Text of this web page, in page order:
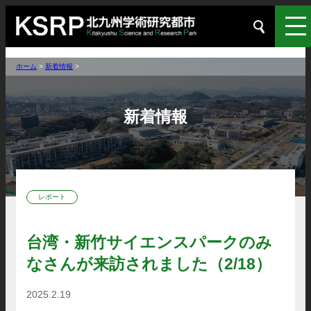
ホーム >新着情報 >
新着情報
レポート
台湾・新竹サイエンスパークのみ
なさんが来訪されました（2/18）
2025.2.19